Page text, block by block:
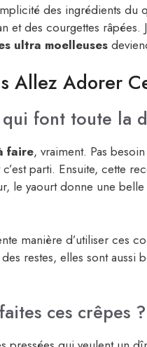
des ingrédients du
et des courgettes
ultra moelleuses
Allez Adorer
qui font toute la
faire, vraiment. Pas
parti. Ensuite, cette
le yaourt donne une
manière d’utiliser ces
des restes, elles sont
ces crêpes ?